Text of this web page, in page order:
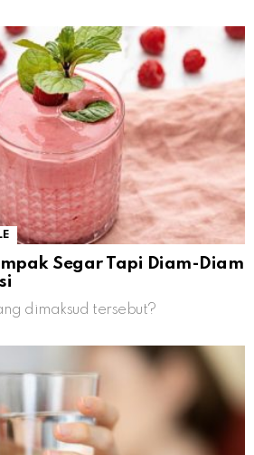
Segar Tapi Diam-Diam
dimaksud tersebut?